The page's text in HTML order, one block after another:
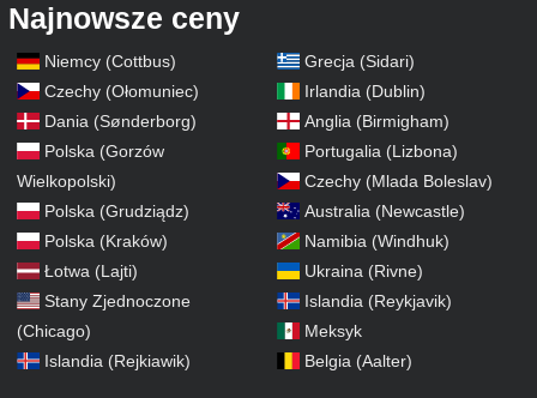
Najnowsze ceny
Niemcy (Cottbus)
Czechy (Ołomuniec)
Dania (Sønderborg)
Polska (Gorzów
Wielkopolski)
Polska (Grudziądz)
Polska (Kraków)
Łotwa (Lajti)
Stany Zjednoczone
(Chicago)
Islandia (Rejkiawik)
Grecja (Sidari)
Irlandia (Dublin)
Anglia (Birmigham)
Portugalia (Lizbona)
Czechy (Mlada Boleslav)
Australia (Newcastle)
Namibia (Windhuk)
Ukraina (Rivne)
Islandia (Reykjavik)
Meksyk
Belgia (Aalter)